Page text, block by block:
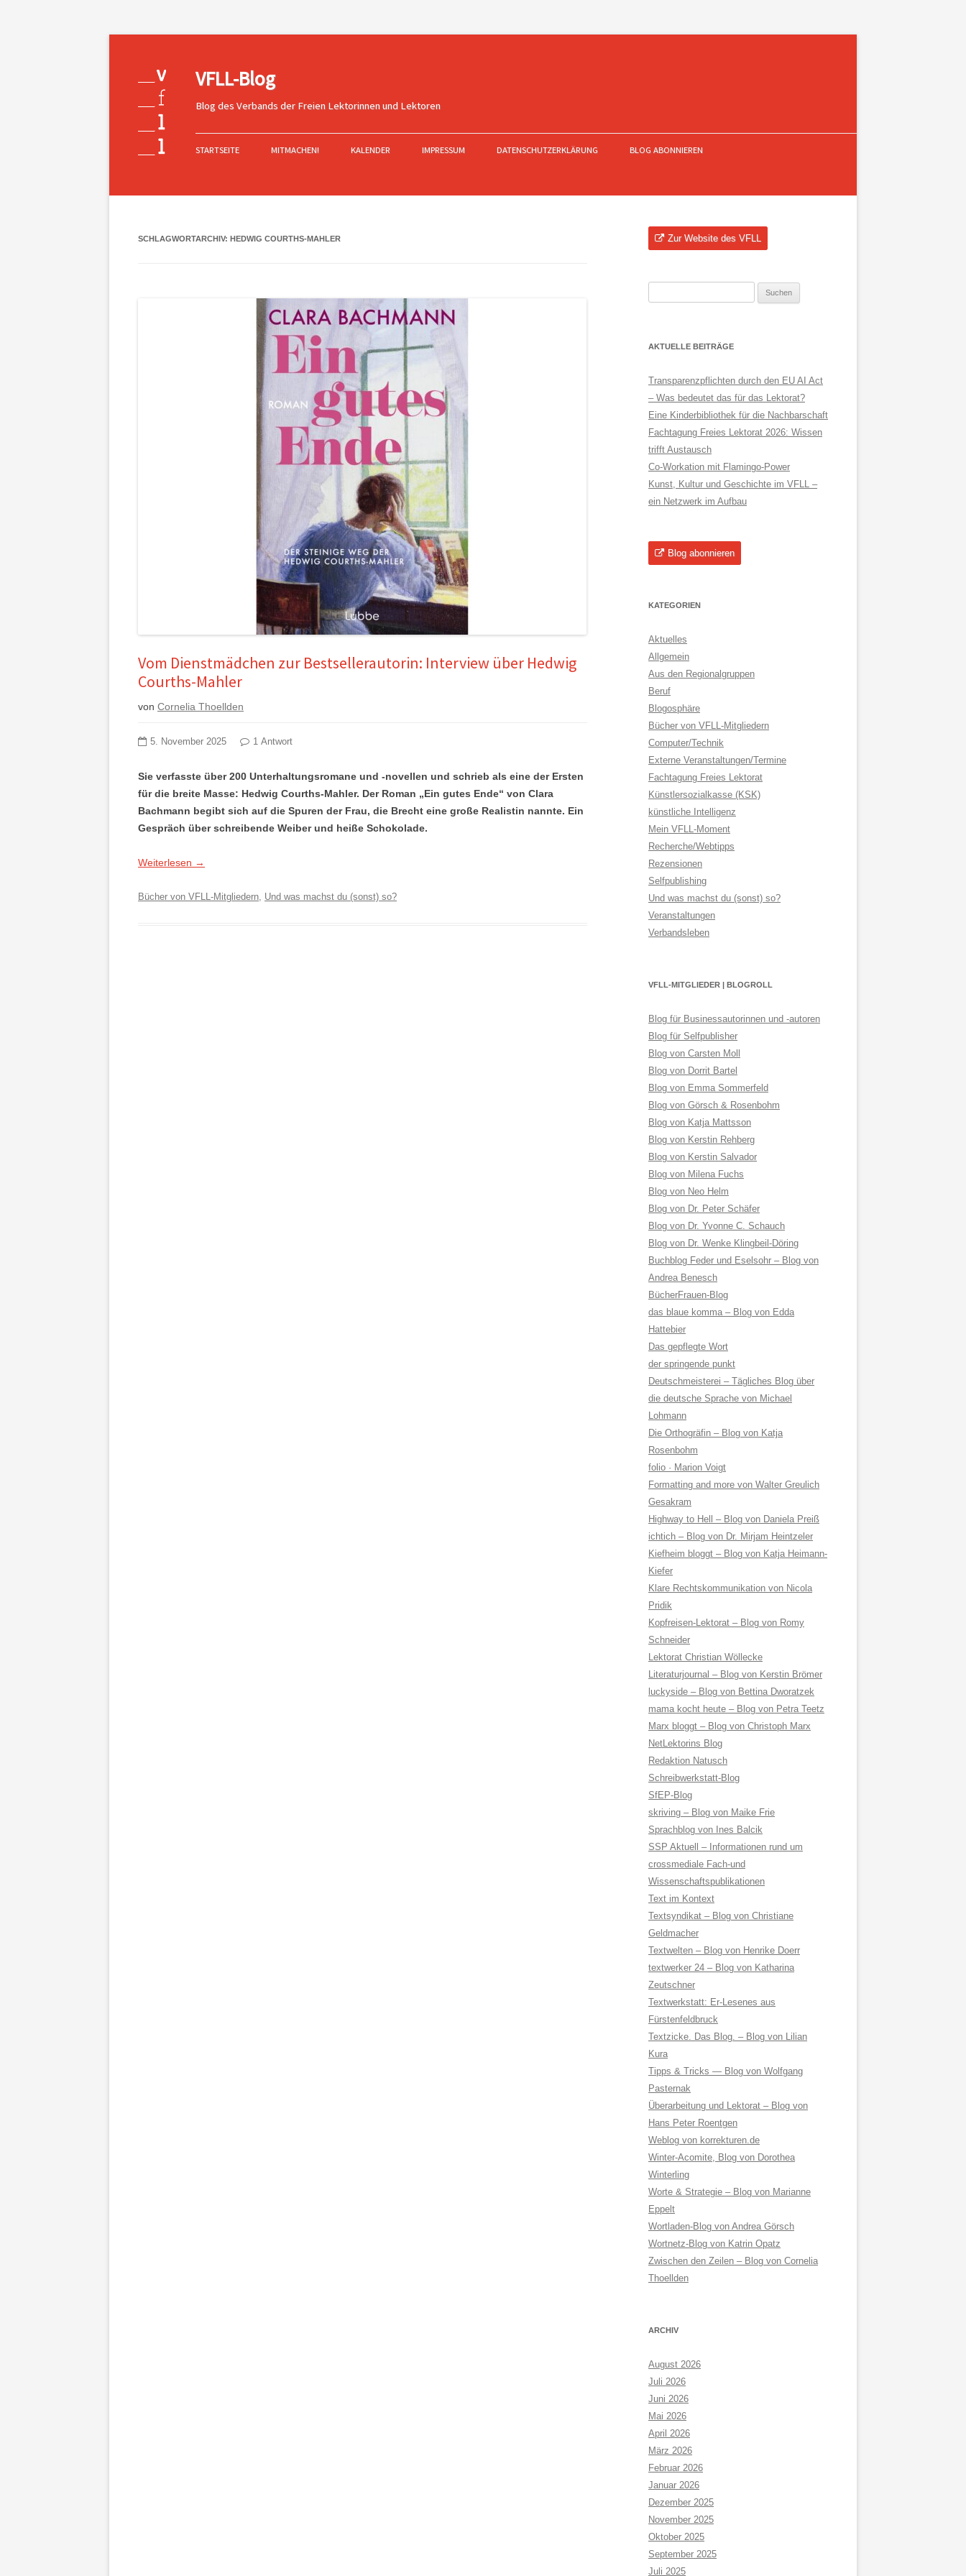
VFLL-Blog
Blog des Verbands der Freien Lektorinnen und Lektoren
Inhalt
STARTSEITE MITMACHEN! KALENDER IMPRESSUM DATENSCHUTZERKLÄRUNG BLOG ABONNIEREN
SCHLAGWORTARCHIV: HEDWIG COURTHS-MAHLER
Vom Dienstmädchen zur Bestsellerautorin: Interview über Hedwig
Courths-Mahler
von Cornelia Thoellden
5. November 2025 1 Antwort
Sie verfasste über 200 Unterhaltungsromane und -novellen und schrieb als eine der Ersten
für die breite Masse: Hedwig Courths-Mahler. Der Roman „Ein gutes Ende“ von Clara
Bachmann begibt sich auf die Spuren der Frau, die Brecht eine große Realistin nannte. Ein
Gespräch über schreibende Weiber und heiße Schokolade.
Weiterlesen →
Bücher von VFLL-Mitgliedern, Und was machst du (sonst) so?
Zur Website des VFLL
AKTUELLE BEITRÄGE
Transparenzpflichten durch den EU AI Act
– Was bedeutet das für das Lektorat?
Eine Kinderbibliothek für die Nachbarschaft
Fachtagung Freies Lektorat 2026: Wissen
trifft Austausch
Co-Workation mit Flamingo-Power
Kunst, Kultur und Geschichte im VFLL –
ein Netzwerk im Aufbau
Blog abonnieren
KATEGORIEN
Aktuelles
Allgemein
Aus den Regionalgruppen
Beruf
Blogosphäre
Bücher von VFLL-Mitgliedern
Computer/Technik
Externe Veranstaltungen/Termine
Fachtagung Freies Lektorat
Künstlersozialkasse (KSK)
künstliche Intelligenz
Mein VFLL-Moment
Recherche/Webtipps
Rezensionen
Selfpublishing
Und was machst du (sonst) so?
Veranstaltungen
Verbandsleben
VFLL-MITGLIEDER | BLOGROLL
Blog für Businessautorinnen und -autoren
Blog für Selfpublisher
Blog von Carsten Moll
Blog von Dorrit Bartel
Blog von Emma Sommerfeld
Blog von Görsch & Rosenbohm
Blog von Katja Mattsson
Blog von Kerstin Rehberg
Blog von Kerstin Salvador
Blog von Milena Fuchs
Blog von Neo Helm
Blog von Dr. Peter Schäfer
Blog von Dr. Yvonne C. Schauch
Blog von Dr. Wenke Klingbeil-Döring
Buchblog Feder und Eselsohr – Blog von
Andrea Benesch
BücherFrauen-Blog
das blaue komma – Blog von Edda
Hattebier
Das gepflegte Wort
der springende punkt
Deutschmeisterei – Tägliches Blog über
die deutsche Sprache von Michael
Lohmann
Die Orthogräfin – Blog von Katja
Rosenbohm
folio · Marion Voigt
Formatting and more von Walter Greulich
Gesakram
Highway to Hell – Blog von Daniela Preiß
ichtich – Blog von Dr. Mirjam Heintzeler
Kiefheim bloggt – Blog von Katja Heimann-
Kiefer
Klare Rechtskommunikation von Nicola
Pridik
Kopfreisen-Lektorat – Blog von Romy
Schneider
Lektorat Christian Wöllecke
Literaturjournal – Blog von Kerstin Brömer
luckyside – Blog von Bettina Dworatzek
mama kocht heute – Blog von Petra Teetz
Marx bloggt – Blog von Christoph Marx
NetLektorins Blog
Redaktion Natusch
Schreibwerkstatt-Blog
SfEP-Blog
skriving – Blog von Maike Frie
Sprachblog von Ines Balcik
SSP Aktuell – Informationen rund um
crossmediale Fach-und
Wissenschaftspublikationen
Text im Kontext
Textsyndikat – Blog von Christiane
Geldmacher
Textwelten – Blog von Henrike Doerr
textwerker 24 – Blog von Katharina
Zeutschner
Textwerkstatt: Er-Lesenes aus
Fürstenfeldbruck
Textzicke. Das Blog. – Blog von Lilian
Kura
Tipps & Tricks — Blog von Wolfgang
Pasternak
Überarbeitung und Lektorat – Blog von
Hans Peter Roentgen
Weblog von korrekturen.de
Winter-Acomite, Blog von Dorothea
Winterling
Worte & Strategie – Blog von Marianne
Eppelt
Wortladen-Blog von Andrea Görsch
Wortnetz-Blog von Katrin Opatz
Zwischen den Zeilen – Blog von Cornelia
Thoellden
ARCHIV
August 2026
Juli 2026
Juni 2026
Mai 2026
April 2026
März 2026
Februar 2026
Januar 2026
Dezember 2025
November 2025
Oktober 2025
September 2025
Juli 2025